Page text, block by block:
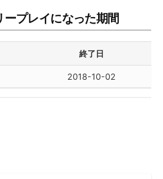
プレイになった期間
終了日
2018-10-02